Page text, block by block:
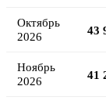
Октябрь
2026
43
Ноябрь
2026
41